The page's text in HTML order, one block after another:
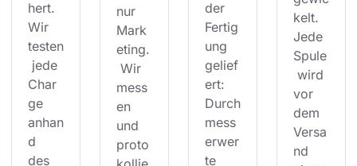
hert.
Wir
testen
jede
Char
ge
anhan
d
des
nur
Mark
eting.
Wir
mess
en
und
proto
der
Fertig
ung
gelief
ert:
Durch
mess
erwer
te
kelt.
Jede
Spule
wird
vor
dem
Versa
nd